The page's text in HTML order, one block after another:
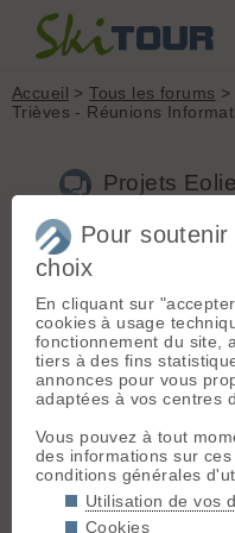
Accueil >Tous les forums >
Trièves - Réunions
Projets
Nouveau sujet Voir tous
laurent- Le 16/02/2016
Le problème c'est qu'on
intensive n'a pas été faite
monde!!!
dommage.......
Pour
choix
En cliquant sur
cookies à usage
fonctionnement du site,
tiers à des fins
annonces pour vous
adaptées à vos centres
Vous pouvez à tout
des informations sur
conditions générales
Utilisation de vos
Cookies